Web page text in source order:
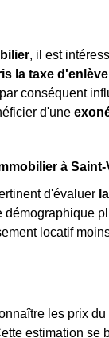
, il est
la taxe
conséquent
d'une
à Saint-
d'évaluer
locatif
les prix
estimation se